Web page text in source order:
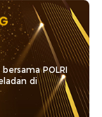
POLRI
di